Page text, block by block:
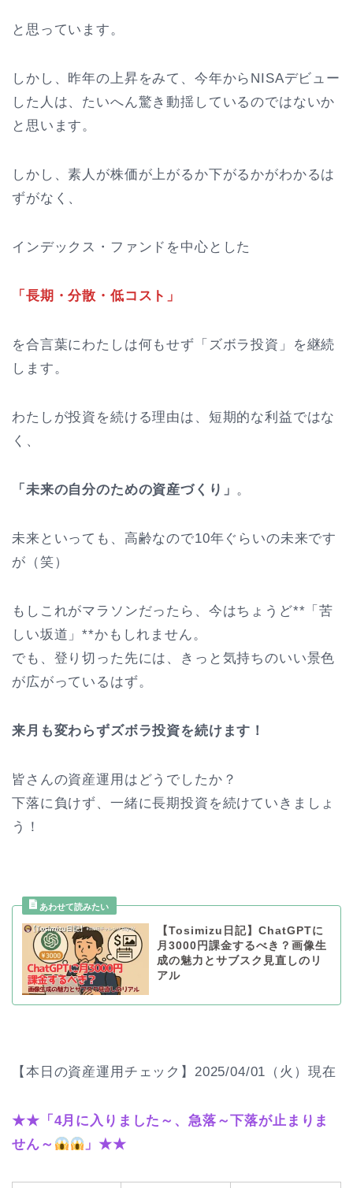
と思っています。
しかし、昨年の上昇をみて、今年からNISAデビュー
した人は、たいへん驚き動揺しているのではないか
と思います。
しかし、素人が株価が上がるか下がるかがわかるは
ずがなく、
インデックス・ファンドを中心とした
「長期・分散・低コスト」
を合言葉にわたしは何もせず「ズボラ投資」を継続
します。
わたしが投資を続ける理由は、短期的な利益ではな
く、
「未来の自分のための資産づくり」 。
未来といっても、高齢なので10年ぐらいの未来です
が（笑）
もしこれがマラソンだったら、今はちょうど**「苦
しい坂道」**かもしれません。
でも、登り切った先には、きっと気持ちのいい景色
が広がっているはず。
来月も変わらずズボラ投資を続けます！
皆さんの資産運用はどうでしたか？
下落に負けず、一緒に長期投資を続けていきましょ
う！
【Tosimizu日記】ChatGPTに
月3000円課金するべき？画像生
成の魅力とサブスク見直しのリ
アル
【本日の資産運用チェック】2025/04/01（火）現在
★★「4月に入りました～、急落～下落が止まりま
せん～
」★★